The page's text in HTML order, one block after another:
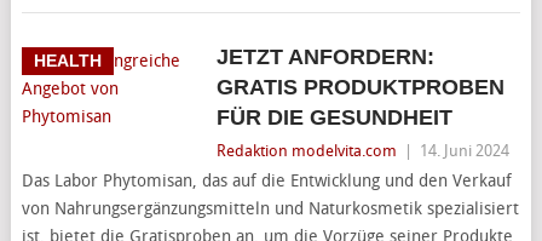
HEALTH
JETZT ANFORDERN:
GRATIS PRODUKTPROBEN
FÜR DIE GESUNDHEIT
Redaktion modelvita.com 14. Juni 2024
Das Labor Phytomisan, das auf die Entwicklung und den Verkauf
von Nahrungsergänzungsmitteln und Naturkosmetik spezialisiert
ist, bietet die Gratisproben an, um die Vorzüge seiner Produkte